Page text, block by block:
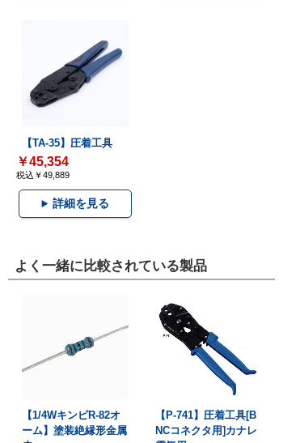
【TA-35】圧着工具
￥45,354
税込￥49,889
詳細を見る
よく一緒に比較されている製品
【1/4WキンピR-82オ
ーム】塗装絶縁形金属
【P-741】圧着工具[B
NCコネクタ用]カナレ